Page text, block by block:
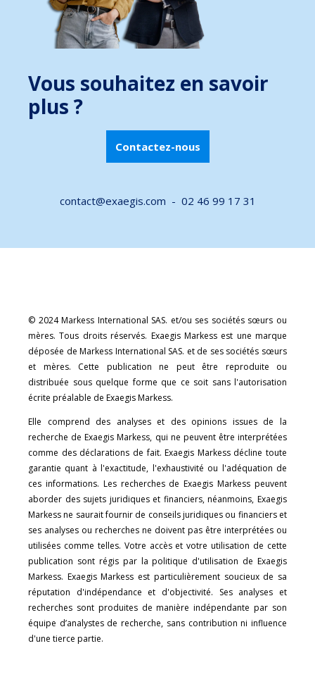
Vous souhaitez en savoir
plus ?
Contactez-nous
contact@exaegis.com - 02 46 99 17 31
© 2024 Markess International SAS. et/ou ses sociétés sœurs ou
mères. Tous droits réservés. Exaegis Markess est une marque
déposée de Markess International SAS. et de ses sociétés sœurs
et mères. Cette publication ne peut être reproduite ou
distribuée sous quelque forme que ce soit sans l'autorisation
écrite préalable de Exaegis Markess.
Elle comprend des analyses et des opinions issues de la
recherche de Exaegis Markess, qui ne peuvent être interprétées
comme des déclarations de fait. Exaegis Markess décline toute
garantie quant à l'exactitude, l'exhaustivité ou l'adéquation de
ces informations. Les recherches de Exaegis Markess peuvent
aborder des sujets juridiques et financiers, néanmoins, Exaegis
Markess ne saurait fournir de conseils juridiques ou financiers et
ses analyses ou recherches ne doivent pas être interprétées ou
utilisées comme telles. Votre accès et votre utilisation de cette
publication sont régis par la politique d'utilisation de Exaegis
Markess. Exaegis Markess est particulièrement soucieux de sa
réputation d'indépendance et d'objectivité. Ses analyses et
recherches sont produites de manière indépendante par son
équipe d’analystes de recherche, sans contribution ni influence
d'une tierce partie.